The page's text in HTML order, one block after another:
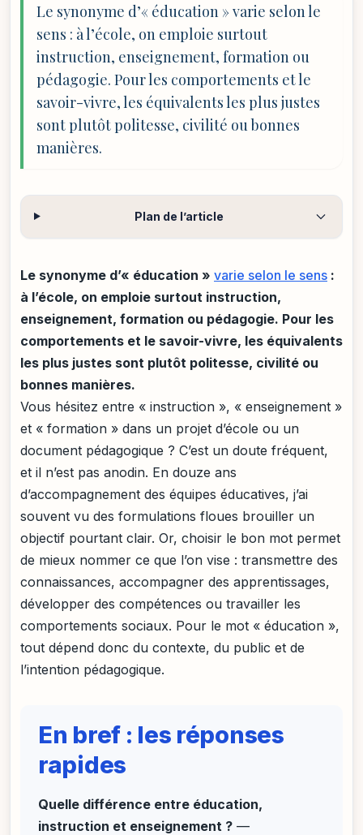
Le synonyme d’« éducation » varie selon le
sens : à l’école, on emploie surtout
instruction, enseignement, formation ou
pédagogie. Pour les comportements et le
savoir-vivre, les équivalents les plus justes
sont plutôt politesse, civilité ou bonnes
manières.
Plan de l’article
Le synonyme d’« éducation » varie selon le sens :
à l’école, on emploie surtout instruction,
enseignement, formation ou pédagogie. Pour les
comportements et le savoir-vivre, les équivalents
les plus justes sont plutôt politesse, civilité ou
bonnes manières.
Vous hésitez entre « instruction », « enseignement »
et « formation » dans un projet d’école ou un
document pédagogique ? C’est un doute fréquent,
et il n’est pas anodin. En douze ans
d’accompagnement des équipes éducatives, j’ai
souvent vu des formulations floues brouiller un
objectif pourtant clair. Or, choisir le bon mot permet
de mieux nommer ce que l’on vise : transmettre des
connaissances, accompagner des apprentissages,
développer des compétences ou travailler les
comportements sociaux. Pour le mot « éducation »,
tout dépend donc du contexte, du public et de
l’intention pédagogique.
En bref : les réponses
rapides
Quelle différence entre éducation,
instruction et enseignement ? —